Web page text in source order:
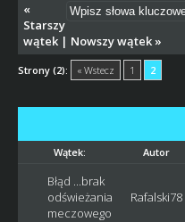
«
Starszy
wątek| Nowszy wątek»
Strony (2): « Wstecz 1 2
Wątek: Autor
Błąd ...brak
odświeżania
meczowego
Rafalski78